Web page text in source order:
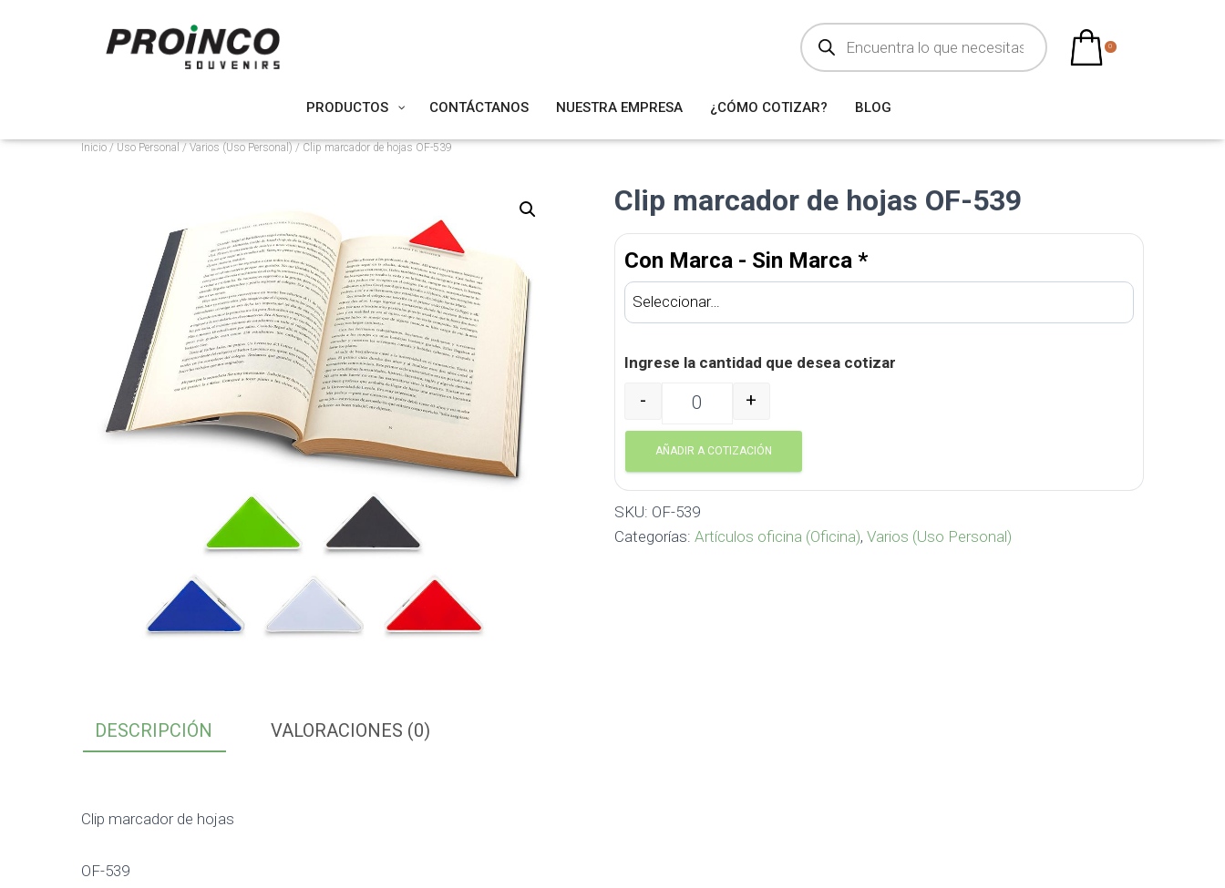
ú
q
a
d
t
0
PRODUCTOS CONTÁCTANOS NUESTRA EMPRESA ¿CÓMO COTIZAR? BLOG
Inicio/ Uso Personal / Varios (Uso Personal) / Clip marcador de hojas OF-539
Clip marcador de hojas OF-539
Con Marca - Sin Marca *
Ingrese la cantidad que desea cotizar
Clip marcador de hojas OF-539 cantidad
- +
AÑADIR A COTIZACIÓN
SKU: OF-539
Categorías: Artículos oficina (Oficina), Varios (Uso Personal)
DESCRIPCIÓN VALORACIONES (0)
Clip marcador de hojas
OF-539